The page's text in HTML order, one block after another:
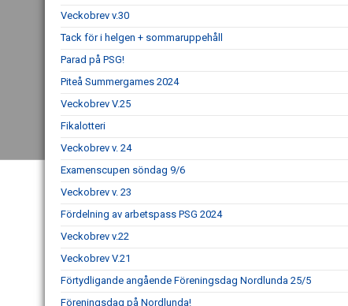
Veckobrev v.30
Tack för i helgen + sommaruppehåll
Parad på PSG!
Piteå Summergames 2024
Veckobrev V.25
Fikalotteri
Veckobrev v. 24
Examenscupen söndag 9/6
Veckobrev v. 23
Fördelning av arbetspass PSG 2024
Veckobrev v.22
Veckobrev V.21
Förtydligande angående Föreningsdag Nordlunda 25/5
Föreningsdag på Nordlunda!